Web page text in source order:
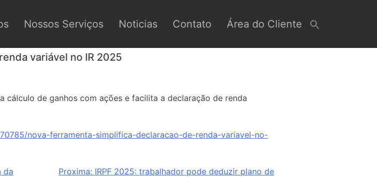
Nossos Serviços Noticias Contato Área do Cliente
variável no IR 2025
cálculo de ganhos com ações e facilita a declaração de renda
nova-ferramenta-simplifica-declaracao-de-renda-variavel-no-
da
Proxima: IRPF 2025: trabalhador pode deduzir plano de